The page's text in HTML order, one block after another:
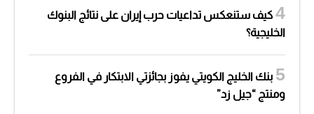
كيف ستنعكس تداعيات حرب إيران على نتائج البنوك
الخليجية؟
بنك الخليج الكويتي يفوز بجائزتي الابتكار في الفروع
ومنتج “جيل زد”